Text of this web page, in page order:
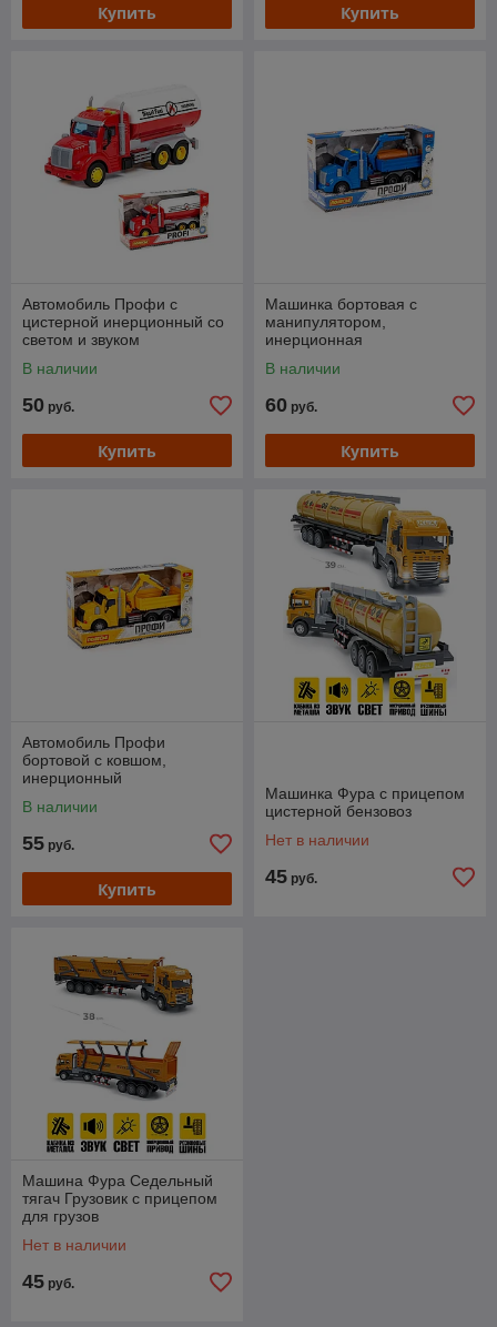
Купить Купить
Автомобиль Профи с
цистерной инерционный со
светом и звуком
В наличии
50 руб.
Купить
Машинка бортовая с
манипулятором,
инерционная
В наличии
60 руб.
Купить
Автомобиль Профи
бортовой с ковшом,
инерционный
В наличии
55 руб.
Купить
Машинка Фура с прицепом
цистерной бензовоз
Нет в наличии
45 руб.
Машина Фура Седельный
тягач Грузовик с прицепом
для грузов
Нет в наличии
45 руб.